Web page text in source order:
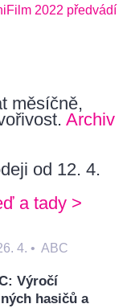
2022 předvádí
měsíčně,
Archiv
od 12. 4.
a tady >
4. • ABC
Výročí
hasičů a